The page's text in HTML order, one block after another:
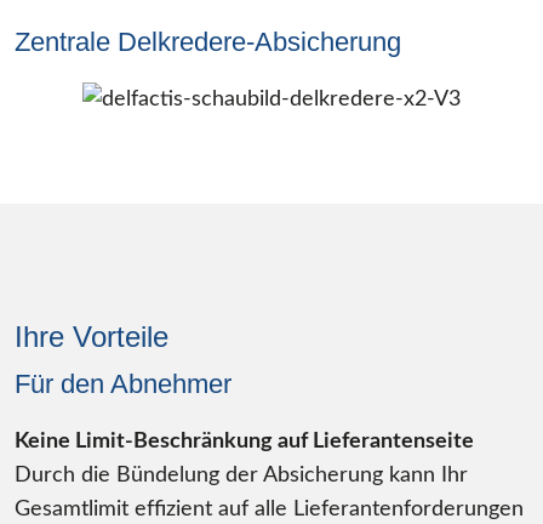
Zentrale Delkredere-Absicherung
Ihre Vorteile
Für den Abnehmer
Keine Limit-Beschränkung auf Lieferantenseite
Durch die Bündelung der Absicherung kann Ihr
Gesamtlimit efﬁzient auf alle Lieferantenforderungen